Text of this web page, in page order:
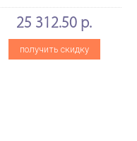
25 312.50 р.
получить скидку